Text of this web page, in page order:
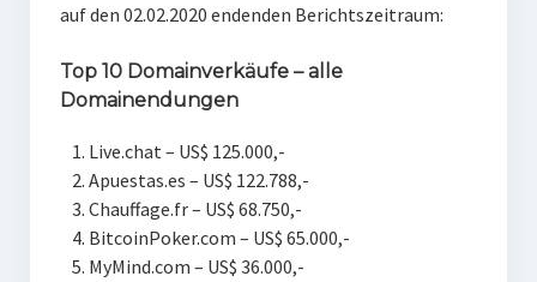
auf den 02.02.2020 endenden Berichtszeitraum:
Top 10 Domainverkäufe – alle
Domainendungen
Live.chat – US$ 125.000,-
Apuestas.es – US$ 122.788,-
Chauffage.fr – US$ 68.750,-
BitcoinPoker.com – US$ 65.000,-
MyMind.com – US$ 36.000,-